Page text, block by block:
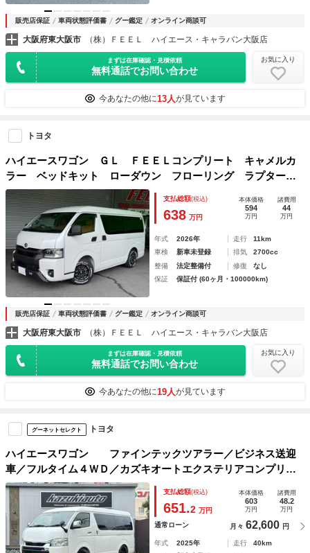
販売店保証 車両状態評価書 グー鑑定 オンライン商談可
大阪府東大阪市 （株）ＦＥＥＬ ハイエース・キャラバン大阪店
まずは在庫確認・見積依頼
無料通話でお問い合わせ
お気に入り
今あなたの他に13人が見ています
トヨタ
ハイエースワゴン ＧＬ ＦＥＥＬコンプリート キャメルカ
ラー ベッドキット ローダウン フローリング ラプター塗
装 １６インチアルミ コンフォートショック
支払総額(税込)
638 万円
本体価格
594
万円
諸費用
44
万円
年式 2026年 走行
11km
車検
新車未登録 排気
2700cc
整備
法定整備付 修復
なし
保証
保証付 (60ヶ月・100000km)
販売店保証 車両状態評価書 グー鑑定 オンライン商談可
大阪府東大阪市 （株）ＦＥＥＬ ハイエース・キャラバン大阪店
まずは在庫確認・見積依頼
無料通話でお問い合わせ
お気に入り
今あなたの他に19人が見ています
グーネットセレクト トヨタ
ハイエースワゴン ファインテックツアラー／ビジネス送迎
車／フルタイム４ＷＤ／カズキオートエクステリアコンプリー
ト／オーバーフェンダー／ＧＴ－Ｓボンネット／ローダウン／
１８インチアルミホイール
支払総額(税込)
651.2 万円
本体価格
603
万円
諸費用
48.2
万円
通常ローン 月々 62,600 円
年式 2025年 走行
40km